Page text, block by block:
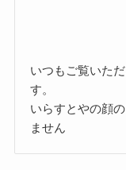
いつもご覧いた
す。
いらすとやの顔
ません